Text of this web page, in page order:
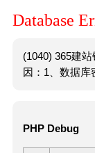
Database
(1040) 365建
因：1、数据库
PHP Debug